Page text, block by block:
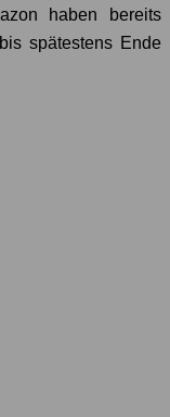
haben bereits
spätestens Ende